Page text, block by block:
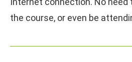
the course, or even be